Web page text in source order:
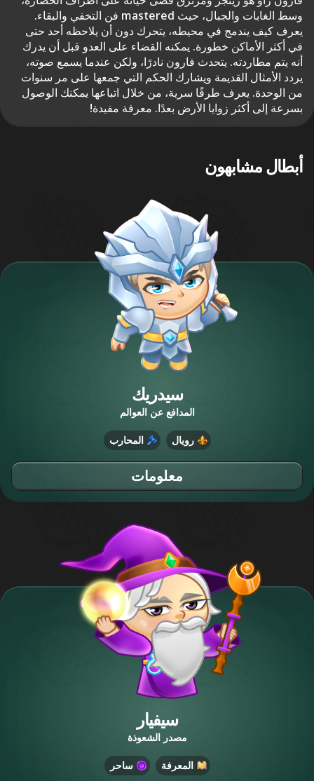
وسط الغابات والجبال، حيث mastered فن التخفي والبقاء.
يعرف كيف يندمج في محيطه، يتحرك دون أن يلاحظه أحد حتى
في أكثر الأماكن خطورة. يمكنه القضاء على العدو قبل أن يدرك
أنه يتم مطاردته. يتحدث فارون نادرًا، ولكن عندما يسمع صوته،
يردد الأمثال القديمة ويشارك الحكم التي جمعها على مر سنوات
من الوحدة. يعرف طرقًا سرية، من خلال اتباعها يمكنك الوصول
بسرعة إلى أكثر زوايا الأرض بعدًا. معرفة مفيدة!
أبطال مشابهون
سيدريك
المدافع عن العوالم
رويال المحارب
معلومات
سيفيار
مصدر الشعوذة
المعرفة ساحر